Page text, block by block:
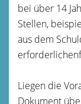
bei über 14
Stellen,
aus dem
Liegen die
Dokument